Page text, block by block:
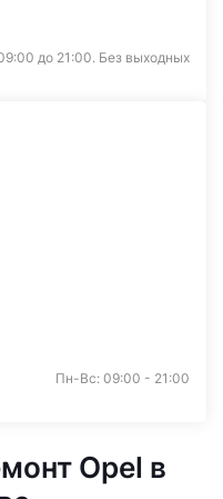
до 21:00. Без выходных
Пн-Вс: 09:00 - 21:00
Opel в